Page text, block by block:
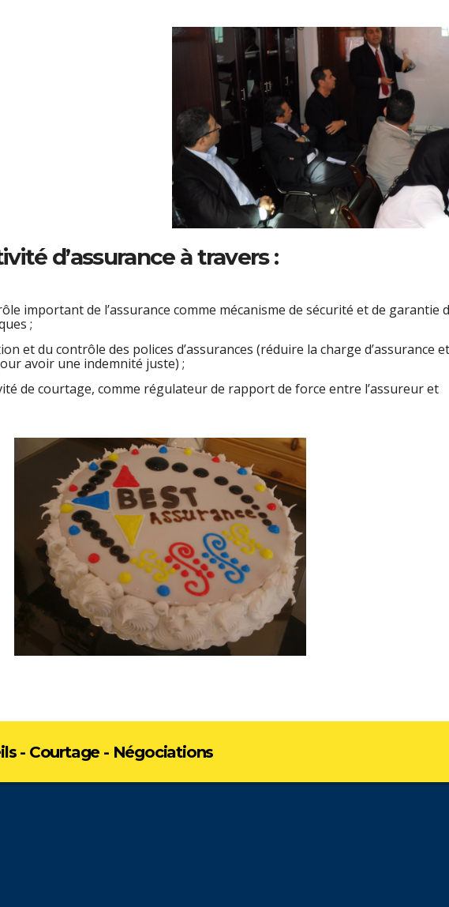
d’assurance à travers :
important de l’assurance comme mécanisme de sécurité et de garantie
;
et du contrôle des polices d’assurances (réduire la charge d’assurance et
avoir une indemnité juste) ;
de courtage, comme régulateur de rapport de force entre l’assureur et
- Courtage - Négociations